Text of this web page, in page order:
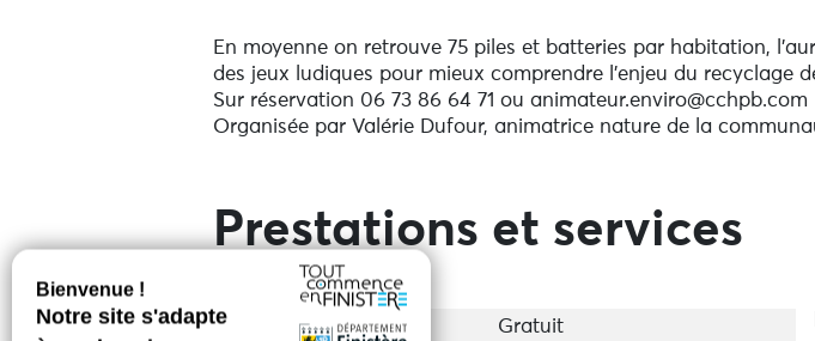
En moyenne on retrouve 75 piles et batteries par habitation,
des jeux ludiques pour mieux comprendre l’enjeu du recyclage
Sur réservation 06 73 86 64 71 ou animateur.enviro@cchpb.com
Organisée par Valérie Dufour, animatrice nature de la
Prestations et services
Entrée
Gratuit